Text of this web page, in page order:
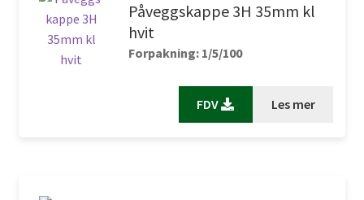
Påveggskappe 3H 35mm kl
hvit
Forpakning: 1/5/100
FDV Les mer